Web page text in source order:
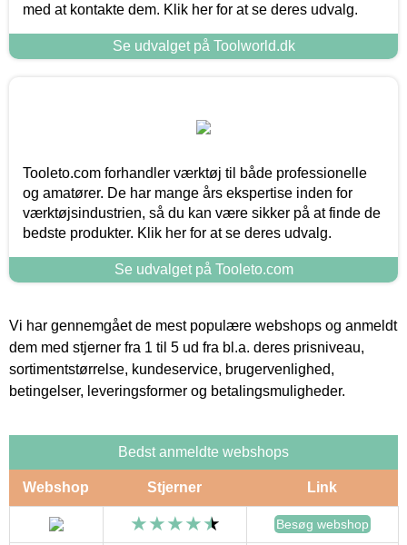
med at kontakte dem. Klik her for at se deres udvalg.
Se udvalget på Toolworld.dk
Tooleto.com forhandler værktøj til både professionelle
og amatører. De har mange års ekspertise inden for
værktøjsindustrien, så du kan være sikker på at finde de
bedste produkter. Klik her for at se deres udvalg.
Se udvalget på Tooleto.com
Vi har gennemgået de mest populære webshops og anmeldt
dem med stjerner fra 1 til 5 ud fra bl.a. deres prisniveau,
sortimentstørrelse, kundeservice, brugervenlighed,
betingelser, leveringsformer og betalingsmuligheder.
Bedst anmeldte webshops
Webshop Stjerner Link
Besøg webshop